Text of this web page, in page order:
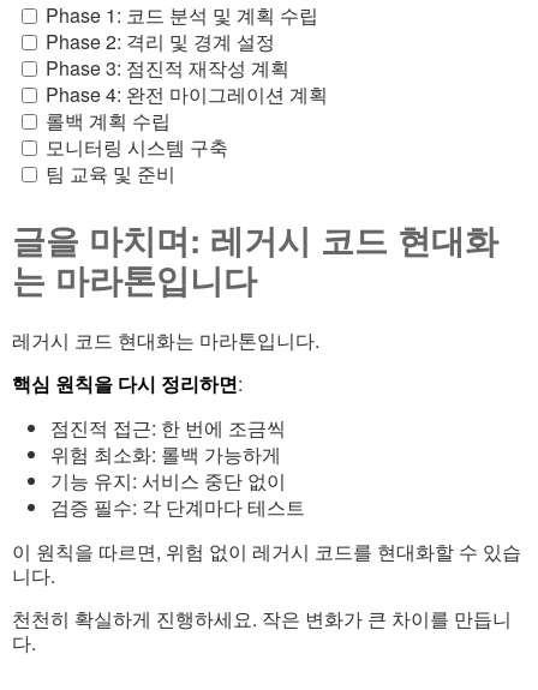
Phase 1: 코드 분석 및 계획 수립
Phase 2: 격리 및 경계 설정
Phase 3: 점진적 재작성 계획
Phase 4: 완전 마이그레이션 계획
롤백 계획 수립
모니터링 시스템 구축
팀 교육 및 준비
글을 마치며: 레거시 코드 현대화
는 마라톤입니다
레거시 코드 현대화는 마라톤입니다.
핵심 원칙을 다시 정리하면:
점진적 접근: 한 번에 조금씩
위험 최소화: 롤백 가능하게
기능 유지: 서비스 중단 없이
검증 필수: 각 단계마다 테스트
이 원칙을 따르면, 위험 없이 레거시 코드를 현대화할 수 있습
니다.
천천히 확실하게 진행하세요. 작은 변화가 큰 차이를 만듭니
다.